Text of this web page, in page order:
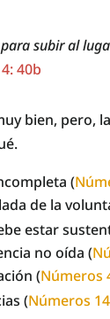
subir al
40b
bien, pero,
(
de la
estar
no oída (
(Números
(Números